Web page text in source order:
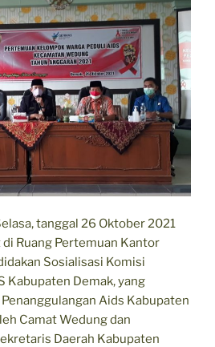
tanggal 26 Oktober 2021
Ruang Pertemuan Kantor
Sosialisasi Komisi
Kabupaten Demak, yang
Aids Kabupaten
Camat Wedung dan
Daerah Kabupaten